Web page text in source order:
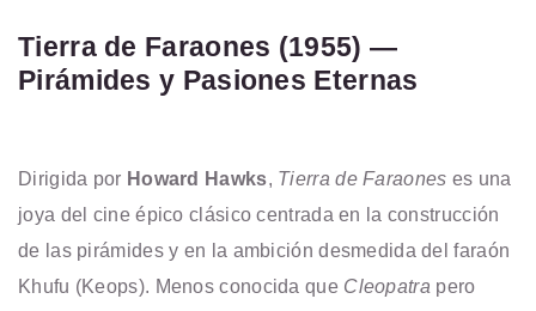
Tierra de Faraones (1955) —
Pirámides y Pasiones Eternas
Dirigida por Howard Hawks, Tierra de Faraones es una
joya del cine épico clásico centrada en la construcción
de las pirámides y en la ambición desmedida del faraón
Khufu (Keops). Menos conocida que Cleopatra pero